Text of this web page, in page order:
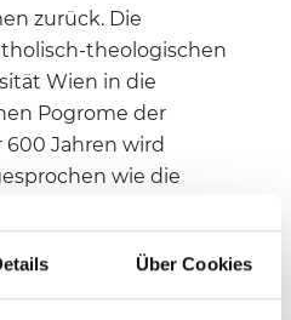
Über Cookies
zurück. Die
theologischen
Wien in die
Pogrome der
600 Jahren wird
wie die
gegen die
Paare.